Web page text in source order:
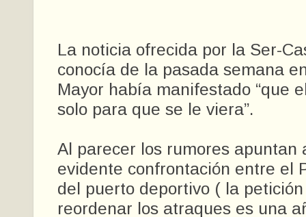
La noticia ofrecida por la Ser-
conocía de la pasada semana
Mayor había manifestado “que
solo para que se le viera”.
Al parecer los rumores apuntan
evidente confrontación entre el
del puerto deportivo ( la
reordenar los atraques es una